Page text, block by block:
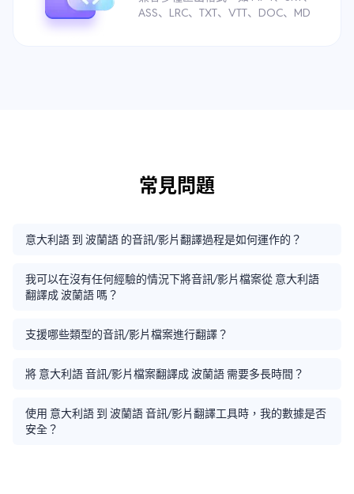
ASS、LRC、TXT、VTT、DOC、MD
常見問題
意大利語 到 波蘭語 的音訊/影片翻譯過程是如何運作的？
我可以在沒有任何經驗的情況下將音訊/影片檔案從 意大利語
翻譯成 波蘭語 嗎？
支援哪些類型的音訊/影片檔案進行翻譯？
將 意大利語 音訊/影片檔案翻譯成 波蘭語 需要多長時間？
使用 意大利語 到 波蘭語 音訊/影片翻譯工具時，我的數據是否
安全？